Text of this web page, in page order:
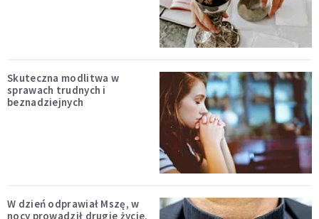
Skuteczna modlitwa w
sprawach trudnych i
beznadziejnych
W dzień odprawiał Mszę, w
nocy prowadził drugie życie.